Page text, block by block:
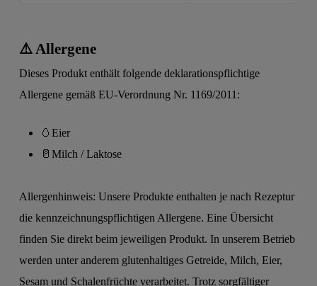
⚠️ Allergene
Dieses Produkt enthält folgende deklarationspflichtige
Allergene gemäß EU-Verordnung Nr. 1169/2011:
🥚 Eier
🥛 Milch / Laktose
Allergenhinweis: Unsere Produkte enthalten je nach Rezeptur
die kennzeichnungspflichtigen Allergene. Eine Übersicht
finden Sie direkt beim jeweiligen Produkt. In unserem Betrieb
werden unter anderem glutenhaltiges Getreide, Milch, Eier,
Sesam und Schalenfrüchte verarbeitet. Trotz sorgfältiger